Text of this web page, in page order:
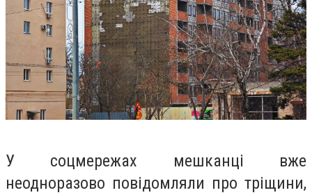
У соцмережах мешканці вже
неодноразово повідомляли про тріщини,